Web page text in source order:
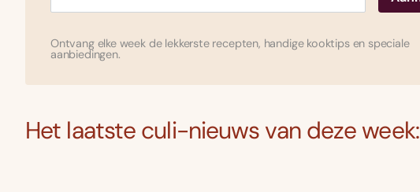
Ontvang elke week de lekkerste recepten, handige kooktips en speciale
aanbiedingen.
Het laatste culi-nieuws van deze week: